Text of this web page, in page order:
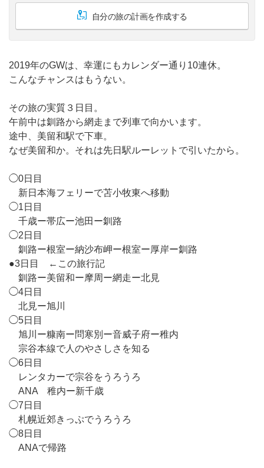
自分の旅の計画を作成する
2019年のGWは、幸運にもカレンダー通り10連休。
こんなチャンスはもうない。
その旅の実質３日目。
午前中は釧路から網走まで列車で向かいます。
途中、美留和駅で下車。
なぜ美留和か。それは先日駅ルーレットで引いたから。
◯0日目
新日本海フェリーで苫小牧東へ移動
◯1日目
千歳ー帯広ー池田ー釧路
◯2日目
釧路ー根室ー納沙布岬ー根室ー厚岸ー釧路
●3日目 ←この旅行記
釧路ー美留和ー摩周ー網走ー北見
◯4日目
北見ー旭川
◯5日目
旭川ー糠南ー問寒別ー音威子府ー稚内
宗谷本線で人のやさしさを知る
◯6日目
レンタカーで宗谷をうろうろ
ANA 稚内ー新千歳
◯7日目
札幌近郊きっぷでうろうろ
◯8日目
ANAで帰路